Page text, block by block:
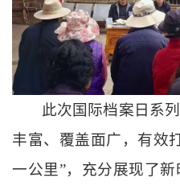
此次国际档案日系
丰富、覆盖面广，有效
一公里”，充分展现了